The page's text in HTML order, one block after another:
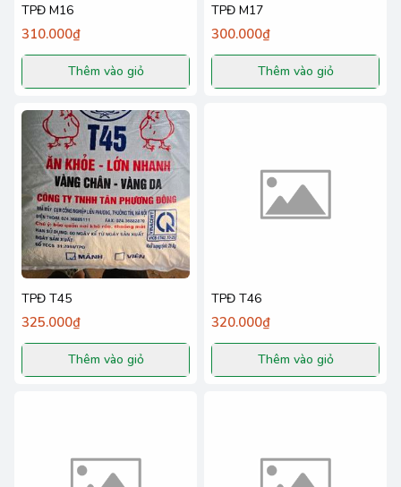
TPĐ M16
310.000₫
Thêm vào giỏ
TPĐ M17
300.000₫
Thêm vào giỏ
TPĐ T45
325.000₫
Thêm vào giỏ
TPĐ T46
320.000₫
Thêm vào giỏ